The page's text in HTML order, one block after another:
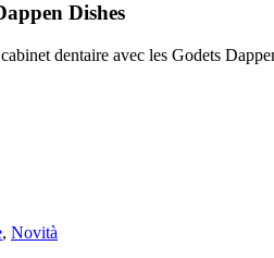
Dishes
dentaire avec les Godets
, Novità